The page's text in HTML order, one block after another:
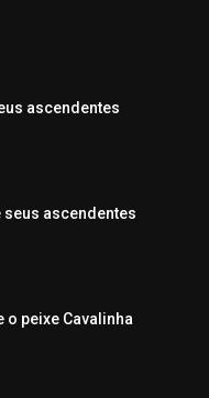
ascendentes
seus ascendentes
o peixe Cavalinha